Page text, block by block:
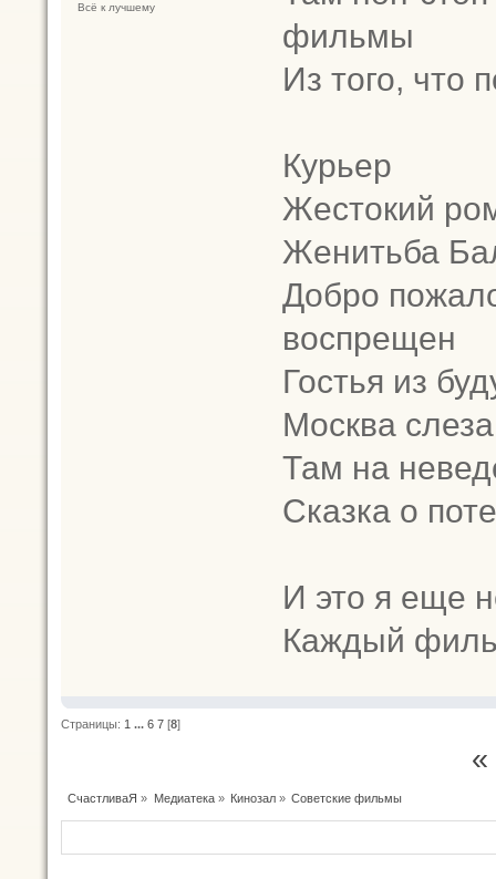
Всё к лучшему
фильмы
Из того, что
Курьер
Жестокий
Женитьба
Добро
воспрещен
Гостья из
Москва
Там на
Сказка о
И это я еще
Каждый
Страницы: 1 ... 6 7 [8]
СчастливаЯ » Медиатека» Кинозал» Советские фильмы